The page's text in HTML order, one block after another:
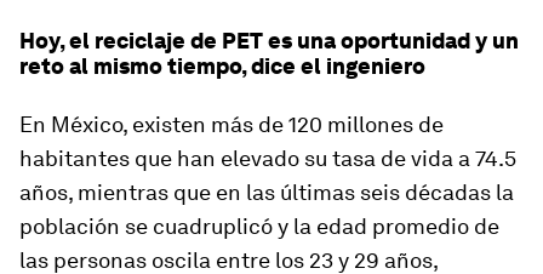
Hoy, el reciclaje de PET es una oportunidad y un
reto al mismo tiempo, dice el ingeniero
En México, existen más de 120 millones de
habitantes que han elevado su tasa de vida a 74.5
años, mientras que en las últimas seis décadas la
población se cuadruplicó y la edad promedio de
las personas oscila entre los 23 y 29 años,